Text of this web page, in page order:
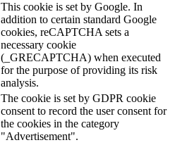
This cookie is set by Google. In
addition to certain standard Google
cookies, reCAPTCHA sets a
necessary cookie
(_GRECAPTCHA) when executed
for the purpose of providing its risk
analysis.
The cookie is set by GDPR cookie
consent to record the user consent for
the cookies in the category
"Advertisement".